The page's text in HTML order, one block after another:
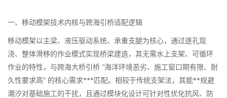
一、移动模架技术内核与跨海引桥适配逻辑​
移动模架以主梁、液压驱动系统、承重支腿为核心，通过逐孔现
浇、整体滑移的作业模式实现桥梁建造，其无需水上支架、可循环
作业的特性，与跨海大桥引桥 “海洋环境恶劣、施工窗口期有限、耐
久性要求高” 的核心需求***匹配。相较于传统支架法，其能**规避
潮汐对基础施工的干扰，且通过模块化设计可针对性优化抗风、防